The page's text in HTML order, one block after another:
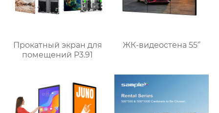
Прокатный экран для
помещений P3.91
ЖК-видеостена 55‘’